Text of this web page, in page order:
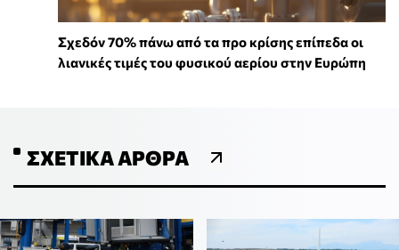
Σχεδόν 70% πάνω από τα προ κρίσης επίπεδα οι
λιανικές τιμές του φυσικού αερίου στην Ευρώπη
ΣΧΕΤΙΚΆ ΆΡΘΡΑ